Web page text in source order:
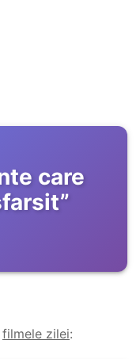
care
”
filmele zilei: